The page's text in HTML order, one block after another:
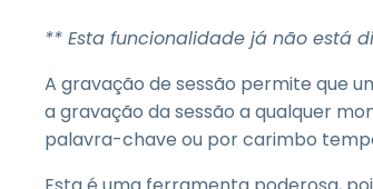
** Esta funcionalidade já não está
A gravação de sessão permite que
a gravação da sessão a qualquer
palavra-chave ou por carimbo